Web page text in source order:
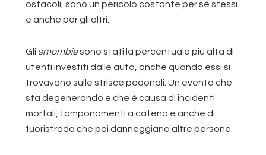
ostacoli, sono un pericolo costante per sé stessi
e anche per gli altri.
Gli smombiesono stati la percentuale più alta di
utenti investiti dalle auto, anche quando essi si
trovavano sulle strisce pedonali. Un evento che
sta degenerando e che è causa di incidenti
mortali, tamponamenti a catena e anche di
fuoristrada che poi danneggiano altre persone.